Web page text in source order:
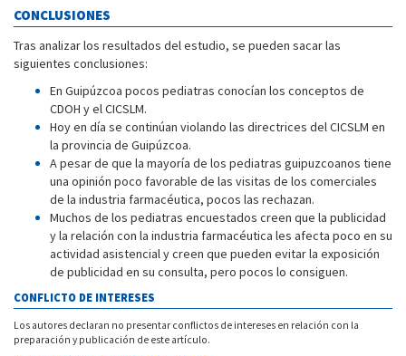
CONCLUSIONES
Tras analizar los resultados del estudio, se pueden sacar las
siguientes conclusiones:
En Guipúzcoa pocos pediatras conocían los conceptos de
CDOH y el CICSLM.
Hoy en día se continúan violando las directrices del CICSLM en
la provincia de Guipúzcoa.
A pesar de que la mayoría de los pediatras guipuzcoanos tiene
una opinión poco favorable de las visitas de los comerciales
de la industria farmacéutica, pocos las rechazan.
Muchos de los pediatras encuestados creen que la publicidad
y la relación con la industria farmacéutica les afecta poco en su
actividad asistencial y creen que pueden evitar la exposición
de publicidad en su consulta, pero pocos lo consiguen.
CONFLICTO DE INTERESES
Los autores declaran no presentar conflictos de intereses en relación con la
preparación y publicación de este artículo.